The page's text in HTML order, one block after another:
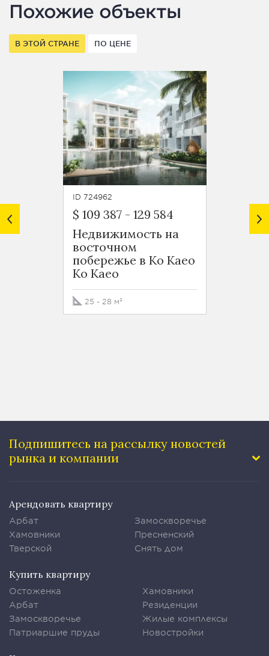
Похожие объекты
В ЭТОЙ СТРАНЕ ПО ЦЕНЕ
ID 724962
$ 109 387- 129 584
Недвижимость на
восточном
побережье в Ко Каео
Ko Kaeo
25 - 28 м²
$
Подпишитесь на рассылку новостей
рынка и компании
Арендовать квартиру
Арбат
Хамовники
Тверской
Замоскворечье
Пресненский
Снять дом
Купить квартиру
Остоженка
Арбат
Замоскворечье
Патриаршие пруды
Хамовники
Резиденции
Жилые комплексы
Новостройки